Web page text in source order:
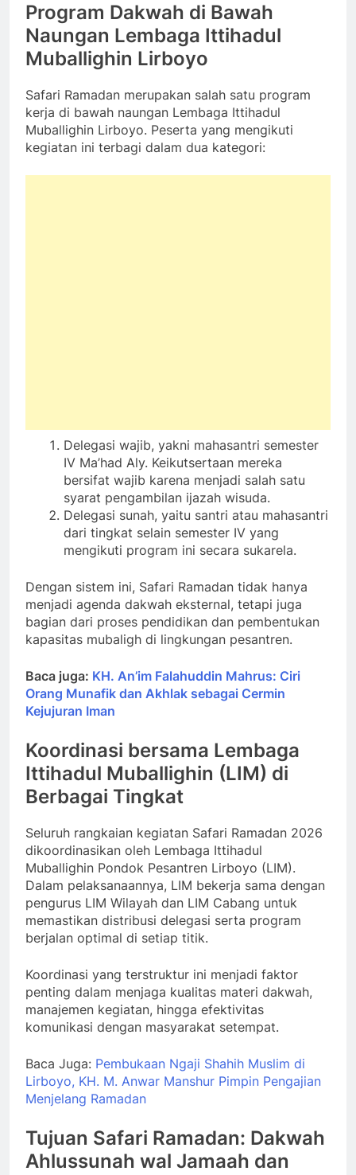
Program Dakwah di Bawah
Naungan Lembaga Ittihadul
Muballighin Lirboyo
Safari Ramadan merupakan salah satu program
kerja di bawah naungan Lembaga Ittihadul
Muballighin Lirboyo. Peserta yang mengikuti
kegiatan ini terbagi dalam dua kategori:
Delegasi wajib, yakni mahasantri semester
IV Ma’had Aly. Keikutsertaan mereka
bersifat wajib karena menjadi salah satu
syarat pengambilan ijazah wisuda.
Delegasi sunah, yaitu santri atau mahasantri
dari tingkat selain semester IV yang
mengikuti program ini secara sukarela.
Dengan sistem ini, Safari Ramadan tidak hanya
menjadi agenda dakwah eksternal, tetapi juga
bagian dari proses pendidikan dan pembentukan
kapasitas mubaligh di lingkungan pesantren.
Baca juga: KH. An’im Falahuddin Mahrus: Ciri
Orang Munafik dan Akhlak sebagai Cermin
Kejujuran Iman
Koordinasi bersama Lembaga
Ittihadul Muballighin (LIM) di
Berbagai Tingkat
Seluruh rangkaian kegiatan Safari Ramadan 2026
dikoordinasikan oleh Lembaga Ittihadul
Muballighin Pondok Pesantren Lirboyo (LIM).
Dalam pelaksanaannya, LIM bekerja sama dengan
pengurus LIM Wilayah dan LIM Cabang untuk
memastikan distribusi delegasi serta program
berjalan optimal di setiap titik.
Koordinasi yang terstruktur ini menjadi faktor
penting dalam menjaga kualitas materi dakwah,
manajemen kegiatan, hingga efektivitas
komunikasi dengan masyarakat setempat.
Baca Juga: Pembukaan Ngaji Shahih Muslim di
Lirboyo, KH. M. Anwar Manshur Pimpin Pengajian
Menjelang Ramadan
Tujuan Safari Ramadan: Dakwah
Ahlussunah wal Jamaah dan